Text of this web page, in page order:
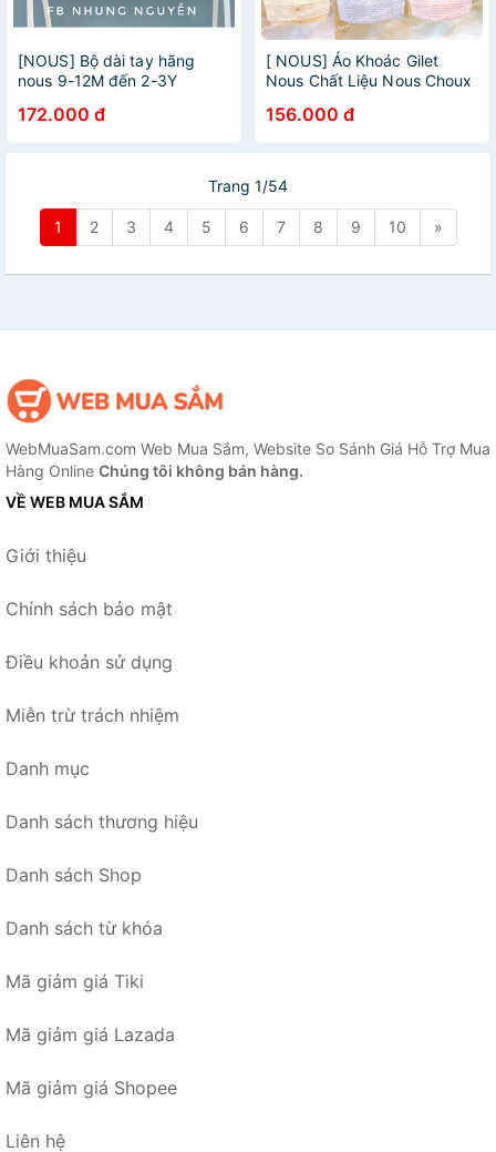
[NOUS] Bộ dài tay hãng
nous 9-12M đến 2-3Y
172.000 đ
[ NOUS] Áo Khoác Gilet
Nous Chất Liệu Nous Choux
cho bé 6-24 M
156.000 đ
Trang 1/54
1 2 3 4 5 6 7 8 9 10 »
WebMuaSam.com Web Mua Sắm, Website So Sánh Giá Hỗ Trợ Mua
Hàng Online Chúng tôi không bán hàng.
VỀ WEB MUA SẮM
Giới thiệu
Chính sách bảo mật
Điều khoản sử dụng
Miễn trừ trách nhiệm
Danh mục
Danh sách thương hiệu
Danh sách Shop
Danh sách từ khóa
Mã giảm giá Tiki
Mã giảm giá Lazada
Mã giảm giá Shopee
Liên hệ